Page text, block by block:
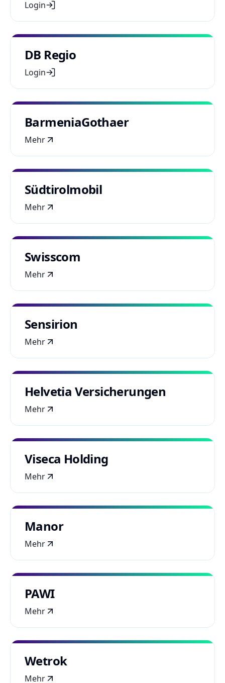
Login
DB Regio
Login
BarmeniaGothaer
Mehr
Südtirolmobil
Mehr
Swisscom
Mehr
Sensirion
Mehr
Helvetia Versicherungen
Mehr
Viseca Holding
Mehr
Manor
Mehr
PAWI
Mehr
Wetrok
Mehr